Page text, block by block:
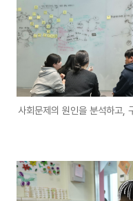
사회문제의 원인을 분석하고,